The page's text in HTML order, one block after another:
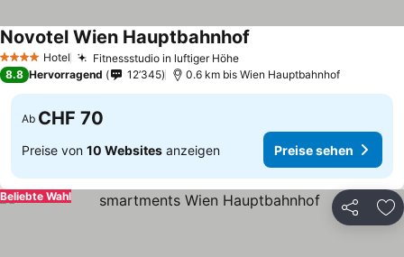
4 Sterne Hotel Fitnessstudio in luftiger Höhe
Novotel Wien Hauptbahnhof
8.8 Hervorragend 12’345 0.6 km bis Wien Hauptbahnhof
Ab CHF 70
Preise von 10 Websites anzeigen Preise sehen
Teilen
Beliebte Wahl